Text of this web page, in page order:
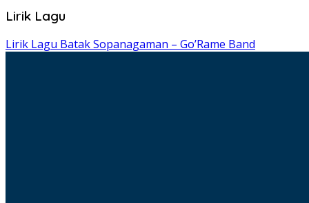
Lirik Lagu
Lirik Lagu Batak Sopanagaman – Go’Rame Band